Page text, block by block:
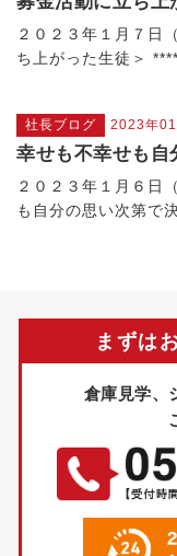
２０２３年１月７
ち上がった生徒＞
社長ブログ 2023年01
幸せも不幸せも自
２０２３年１月６
も自分の思い次第で
まずは
倉庫見学、